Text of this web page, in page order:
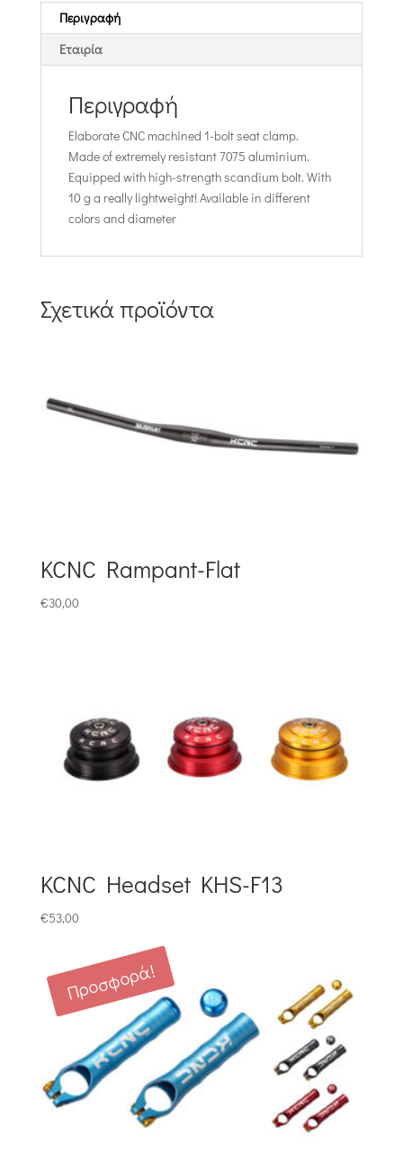
Περιγραφή
Εταιρία
Περιγραφή
Elaborate CNC machined 1-bolt seatclamp.
Made of extremely resistant 7075 aluminium.
Equipped with high-strength scandium bolt. With
10 g a really lightweight! Available in different
colors and diameter
Σχετικά προϊόντα
KCNC Rampant-Flat
€30,00
KCNC Headset KHS-F13
€53,00
Προσφορά!